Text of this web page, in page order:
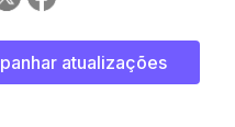
atualizações